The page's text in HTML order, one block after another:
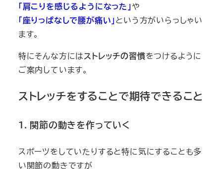
「肩こりを感じるようになった」や
「座りっぱなしで腰が痛い」という方がいらっしゃい
ます。
特にそんな方にはストレッチの習慣をつけるように
ご案内しています。
ストレッチをすることで期待できること
１. 関節の動きを作っていく
スポーツをしていたりすると特に気にすることも多
い関節の動きですが